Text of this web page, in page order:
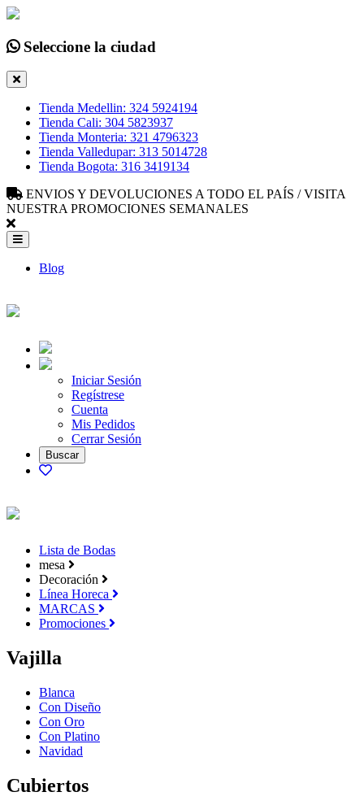
Seleccione la ciudad
Tienda Medellin: 324 5924194
Tienda Cali: 304 5823937
Tienda Monteria: 321 4796323
Tienda Valledupar: 313 5014728
Tienda Bogota: 316 3419134
ENVIOS Y DEVOLUCIONES A TODO EL PAÍS / VISITA
NUESTRA PROMOCIONES SEMANALES
Blog
Iniciar Sesión
Regístrese
Cuenta
Mis Pedidos
Cerrar Sesión
Lista de Bodas
mesa
Decoración
Línea Horeca
MARCAS
Promociones
Vajilla
Blanca
Con Diseño
Con Oro
Con Platino
Navidad
Cubiertos